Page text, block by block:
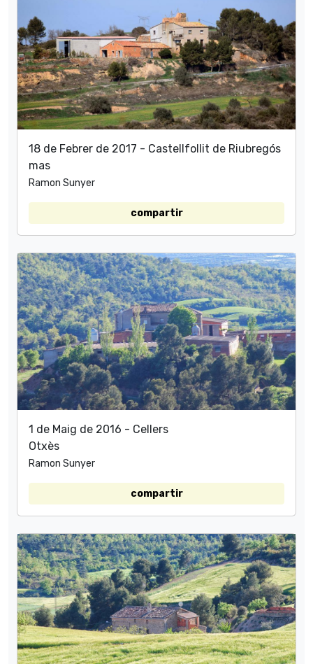
18 de Febrer de 2017 - Castellfollit de Riubregós
mas
Ramon Sunyer
compartir
1 de Maig de 2016 - Cellers
Otxès
Ramon Sunyer
compartir